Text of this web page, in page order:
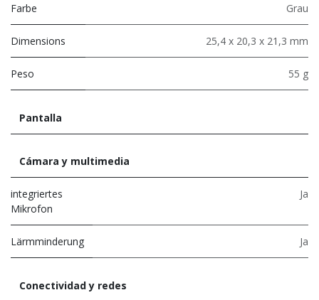
Farbe Grau
Dimensions 25,4 x 20,3 x 21,3 mm
Peso 55 g
Pantalla
Cámara y multimedia
integriertes
Mikrofon
Ja
Lärmminderung Ja
Conectividad y redes